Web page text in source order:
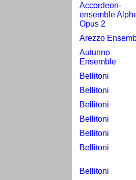
Accordeon-
ensemble
Opus 2
Arezzo
Autunno
Ensemble
Bellitoni
Bellitoni
Bellitoni
Bellitoni
Bellitoni
Bellitoni
Bellitoni